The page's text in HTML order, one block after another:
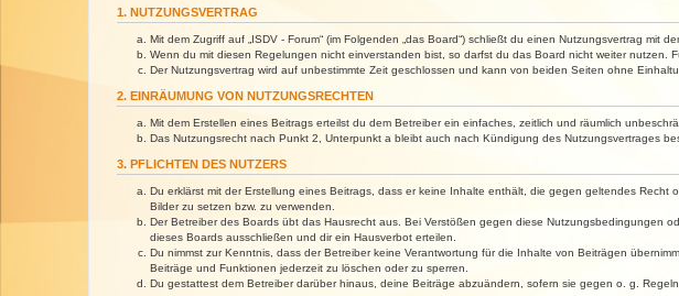
1. NUTZUNGSVERTRAG
Mit dem Zugriff auf „ISDV - Forum“ (im Folgenden „das Board“) schließt du einen Nutzungsvertrag
Wenn du mit diesen Regelungen nicht einverstanden bist, so darfst du das Board nicht weiter nutzen.
Der Nutzungsvertrag wird auf unbestimmte Zeit geschlossen und kann von beiden Seiten ohne
2. EINRÄUMUNG VON NUTZUNGSRECHTEN
Mit dem Erstellen eines Beitrags erteilst du dem Betreiber ein einfaches, zeitlich und räumlich
Das Nutzungsrecht nach Punkt 2, Unterpunkt a bleibt auch nach Kündigung des Nutzungsvertrages
3. PFLICHTEN DES NUTZERS
Du erklärst mit der Erstellung eines Beitrags, dass er keine Inhalte enthält, die gegen geltendes
Bilder zu setzen bzw. zu verwenden.
Der Betreiber des Boards übt das Hausrecht aus. Bei Verstößen gegen diese Nutzungsbedingungen
dieses Boards ausschließen und dir ein Hausverbot erteilen.
Du nimmst zur Kenntnis, dass der Betreiber keine Verantwortung für die Inhalte von Beiträgen
Beiträge und Funktionen jederzeit zu löschen oder zu sperren.
Du gestattest dem Betreiber darüber hinaus, deine Beiträge abzuändern, sofern sie gegen o. g.